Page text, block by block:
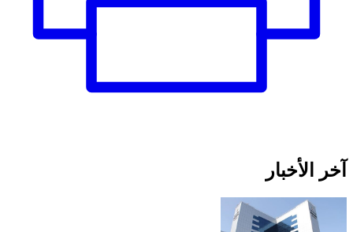
آخر الأخبار